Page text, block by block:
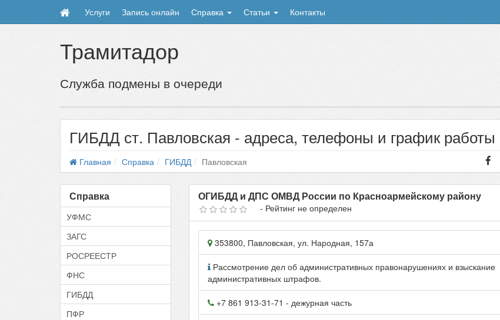
Услуги Запись онлайн Справка Статьи Контакты
Трамитадор
Служба подмены в очереди
ГИБДД ст. Павловская - адреса, телефоны и график работы
Главная Справка ГИБДД Павловская
Справка
УФМС
ЗАГС
РОСРЕЕСТР
ФНС
ГИБДД
ПФР
ОГИБДД и ДПС ОМВД России по Красноармейскому району
- Рейтинг не определен
353800, Павловская, ул. Народная, 157а
Рассмотрение дел об административных правонарушениях и взыскание
административных штрафов.
+7 861 913-31-71 - дежурная часть